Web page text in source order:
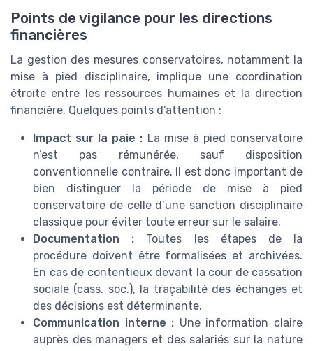
Points de vigilance pour les directions
financières
La gestion des mesures conservatoires, notamment la
mise à pied disciplinaire, implique une coordination
étroite entre les ressources humaines et la direction
financière. Quelques points d’attention :
Impact sur la paie : La mise à pied conservatoire
n’est pas rémunérée, sauf disposition
conventionnelle contraire. Il est donc important de
bien distinguer la période de mise à pied
conservatoire de celle d’une sanction disciplinaire
classique pour éviter toute erreur sur le salaire.
Documentation : Toutes les étapes de la
procédure doivent être formalisées et archivées.
En cas de contentieux devant la cour de cassation
sociale (cass. soc.), la traçabilité des échanges et
des décisions est déterminante.
Communication interne : Une information claire
auprès des managers et des salariés sur la nature